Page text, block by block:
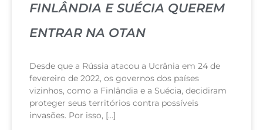
FINLÂNDIA E SUÉCIA QUEREM
ENTRAR NA OTAN
Desde que a Rússia atacou a Ucrânia em 24 de
fevereiro de 2022, os governos dos países
vizinhos, como a Finlândia e a Suécia, decidiram
proteger seus territórios contra possíveis
invasões. Por isso, […]